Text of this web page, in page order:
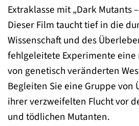
Extraklasse mit „Dark Mutants
Dieser Film taucht tief in die
Wissenschaft und des
fehlgeleitete Experimente eine
von genetisch veränderten
Begleiten Sie eine Gruppe
ihrer verzweifelten Flucht vor
und tödlichen Mutanten.